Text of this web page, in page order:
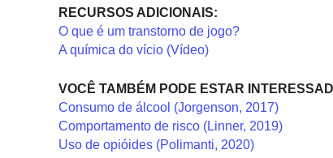
RECURSOS ADICIONAIS:
O que é um transtorno de jogo?
A química do vício (Vídeo)
VOCÊ TAMBÉM PODE ESTAR
Consumo de álcool (Jorgenson, 2017)
Comportamento de risco (Linner, 2019)
Uso de opióides (Polimanti, 2020)